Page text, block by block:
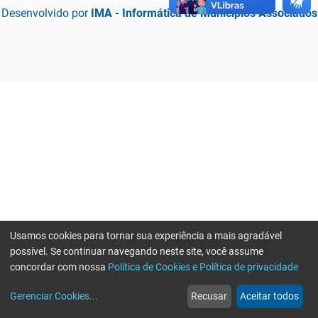
Desenvolvido por IMA - Informática de Municípios Associados
web
Notícias
more_horiz
Mais
Usamos cookies para tornar sua experiência a mais agradável
possível. Se continuar navegando neste site, você assume
concordar com nossa Política de Cookies e Política de privacidade
Gerenciar Cookies... Recusar Aceitar todos
Erro ao enviar informações, por favor tente novamente